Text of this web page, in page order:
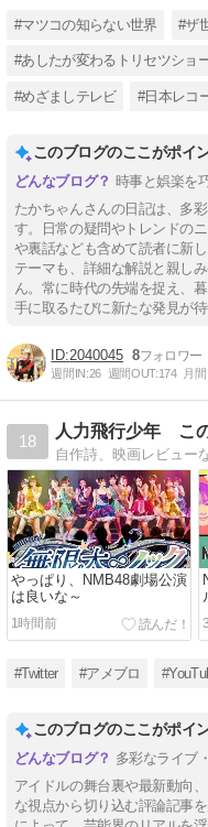
#マツコの知らない世界 #ザ
#あしたが変わるトリセツショ
#めざましテレビ #日本レコ
このブログのここがポイ
時事と娯楽を
たかちゃんさんの日記は、多
す。日常の疑問やトレンドの
や裏話なども含めて読者に新
テーマも、詳細な解説と親し
ん。常に時代の先端を捉え、
手に取るたびに新たな発見が待
2040045 8
週間IN:26 週間OUT:174 月
18
人力飛行少年 こ
やっぱり、NMB48劇場公演
は良いな～
1時間前
#Twitter #アメブロ
このブログのここがポイ
多彩なライブ
アイドルの舞台裏や最新動向
な視点から切り込む評論記事